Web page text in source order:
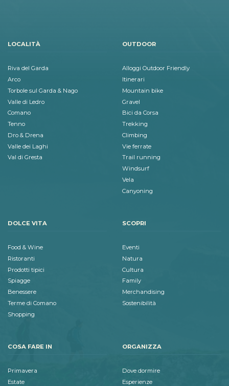
LOCALITÀ
Riva del Garda
Arco
Torbole sul Garda & Nago
Valle di Ledro
Comano
Tenno
Dro & Drena
Valle dei Laghi
Val di Gresta
OUTDOOR
Alloggi Outdoor Friendly
Itinerari
Mountain bike
Gravel
Bici da Corsa
Trekking
Climbing
Vie ferrate
Trail running
Windsurf
Vela
Canyoning
DOLCE VITA
Food & Wine
Ristoranti
Prodotti tipici
Spiagge
Benessere
Terme di Comano
Shopping
SCOPRI
Eventi
Natura
Cultura
Family
Merchandising
Sostenibilità
COSA FARE IN
Primavera
Estate
ORGANIZZA
Dove dormire
Esperienze